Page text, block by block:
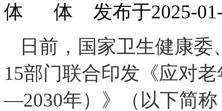
发布于2025-
日前，国家卫生健康
15部门联合印发《应对
—2030年）》（以下简